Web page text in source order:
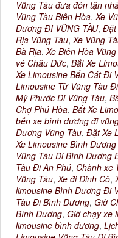
Vũng Tàu đưa đón tận
Vũng Tàu Biên Hòa, Xe
Dương ĐI VŨNG TÀU, Đặt
Rịa Vũng Tàu, Xe Vũng
Bà Rịa, Xe Biên Hòa
vé Châu Đức, Bắt Xe
Xe Limousine Bến Cát Đi
Limousine Từ Vũng Tàu
Mỹ Phước Đi Vũng Tàu,
Chợ Phú Hòa, Bắt Xe
bến xe bình dương đi
Dương Vũng Tàu, Đặt Xe
Xe Limousine Bình
Vũng Tàu Đi Bình Dương
Tàu Đi An Phú, Chành xe
Vũng Tàu, Xe đi Dinh Cô,
limousine Bình Dương Đi
Tàu Đi Bình Dương, Giờ
Bình Dương, Giờ chạy xe
limousine bình dương,